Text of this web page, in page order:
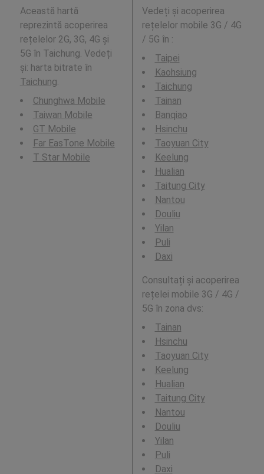
Această hartă
reprezintă acoperirea
rețelelor 2G, 3G, 4G și
5G în Taichung. Vedeți
și: harta bitrate în
Taichung.
Chunghwa Mobile
Taiwan Mobile
GT Mobile
Far EasTone Mobile
T Star Mobile
Vedeți și acoperirea
rețelelor mobile 3G / 4G
/ 5G în :
Taipei
Kaohsiung
Taichung
Tainan
Banqiao
Hsinchu
Taoyuan City
Keelung
Hualian
Taitung City
Nantou
Douliu
Yilan
Puli
Daxi
Consultați și acoperirea
rețelei mobile 3G / 4G /
5G în zona dvs:
Tainan
Hsinchu
Taoyuan City
Keelung
Hualian
Taitung City
Nantou
Douliu
Yilan
Puli
Daxi